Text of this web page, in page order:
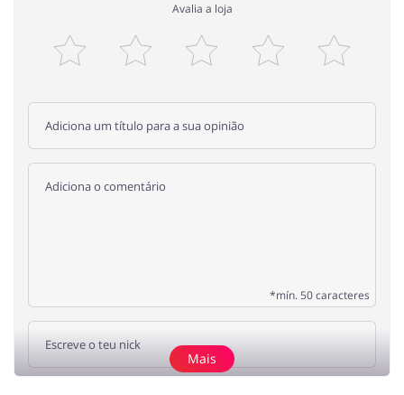
Avalia a loja
*mín. 50 caracteres
Mais